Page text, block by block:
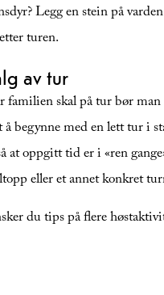
Legg en stein på
turen.
av tur
familien skal på tur bør
begynne med en lett tur i
at oppgitt tid er i «ren
eller et annet konkret
du tips på flere